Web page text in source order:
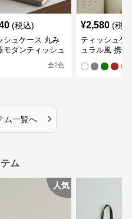
(税込)
シュケース 丸み
モダンティッシュ
全2色
¥2,580 (税
ティッシュケ
ュラル風 携帯
ム一覧へ ›
ム
人気